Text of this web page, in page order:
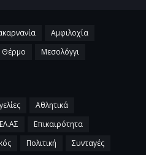
Αμφιλοχία
Θέρμο
Μεσολόγγι
Αθλητικά
ΕΛ.ΑΣ
Επικαιρότητα
Πολιτική Συνταγές